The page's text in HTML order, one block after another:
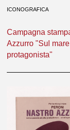
ICONOGRAFICA
Campagna
Azzurro "Sul
protagonista"